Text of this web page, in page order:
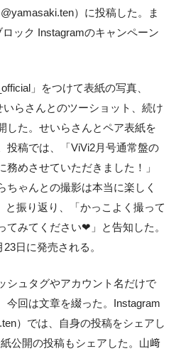
）に投稿した。ま
ック Instagramのキャンペーン
」をつけて表紙の写真、
いらさんとのツーショット、続け
した。せいらさんとペア表紙を
投稿では、「ViVi2月号通常盤の
めさせていただきました！」
ちゃんとの撮影は本当に楽しく
振り返り、「かっこよく撮って
てみてください❤︎」と告知した。
23日に発売される。
シュタグやアカウント名だけで
今回は文章を綴った。Instagram
）では、自身の投稿をシェアし
公開の投稿もシェアした。山﨑